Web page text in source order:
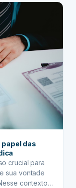
se
papel das
crucial para
sua vontade
contexto,